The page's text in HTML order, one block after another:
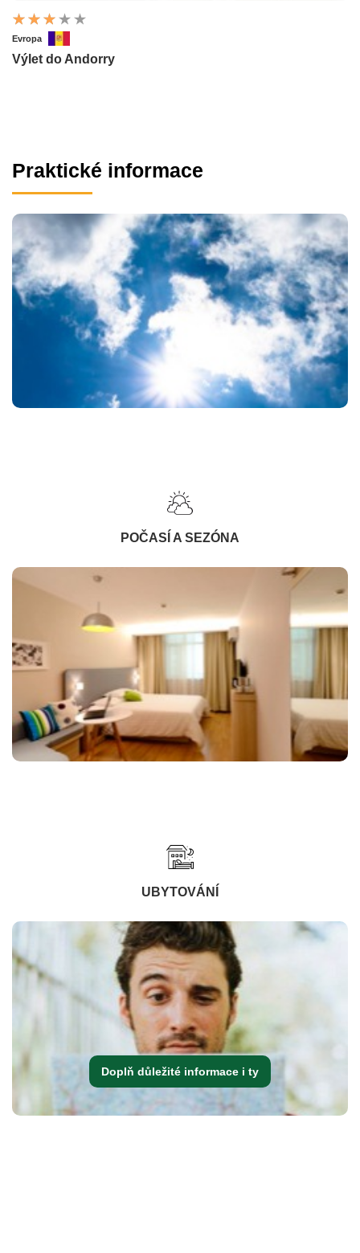
Evropa
Výlet do Andorry
Praktické informace
POČASÍ A SEZÓNA
UBYTOVÁNÍ
Doplň důležité informace i ty